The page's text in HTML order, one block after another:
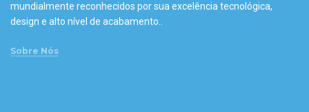
mundialmente reconhecidos por sua excelência tecnológica,
design e alto nível de acabamento..
Sobre Nós